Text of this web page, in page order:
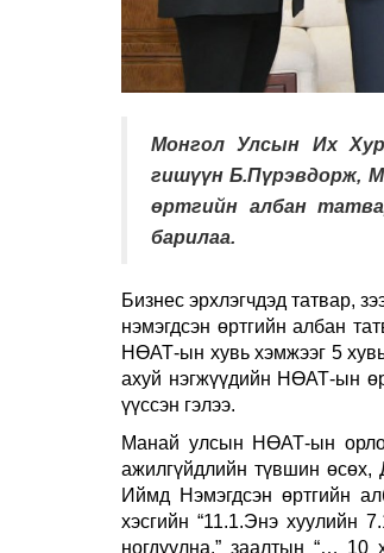
Монгол Улсын Их
гишүүн Б.Пүрэвдорж,
өртгийн албан
барилаа.
Бизнес эрхлэгчдэд татвар,
нэмэгдсэн өртгийн албан
НӨАТ-ын хувь хэмжээг 5
ахуй нэгжүүдийн НӨАТ-ын
үүссэн гэлээ.
Манай улсын НӨАТ-ын
ажилгүйдлийн түвшин өсөх,
Иймд Нэмэгдсэн өртгийн
хэсгийн “11.1.Энэ хуулийн
ногдуулна.” заалтын “… 10